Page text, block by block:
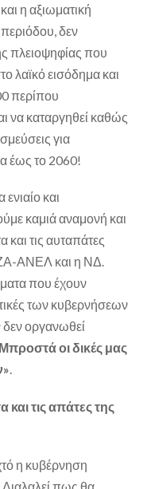
η αξιωματική
δεν
πλειοψηφίας που
λαϊκό εισόδημα και
περίπου
να καταργηθεί καθώς
για
έως το 2060!
και
καμιά αναμονή και
τις αυταπάτες
ΑΝΕΛ και η ΝΔ.
που έχουν
των κυβερνήσεων
δεν οργανωθεί
οι δικές μας
.
και τις απάτες της
η κυβέρνηση